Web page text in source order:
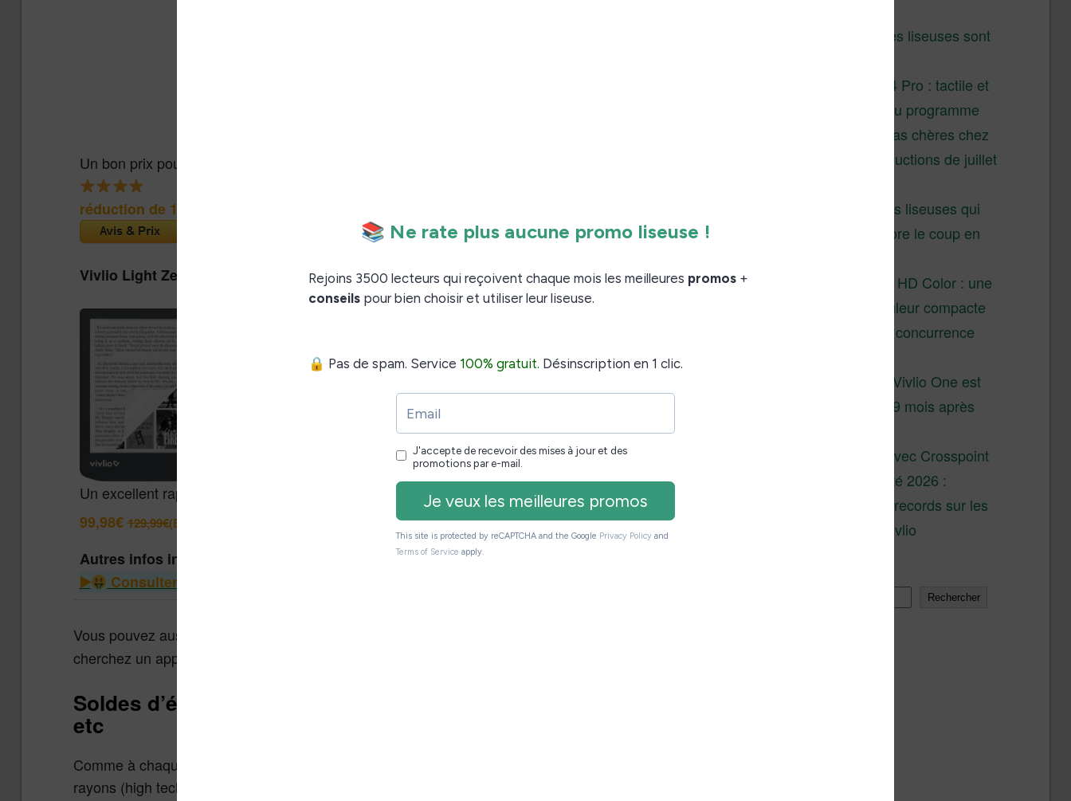
Un bon prix pour une liseuse couleur abordable.
réduction de 15€
Vivlio Light Zen + Housse
Un excellent rapport qualité / prix pour cette liseuse de 6 pouces très accessible.
99,98€ 129,99€(Boulanger)
Autres infos intéressantes
Consulter le guide des liseuses à moins de 100€
Vous pouvez aussi vous tourner vers la sélection des
cherchez un appareil de lecture d’ebooks à prix contenu.
Soldes d’été 2026 : high-tech, smartphone, jeux vidéos, DVD,
etc
Comme à chaque fois à cette période de l’année, vous aurez des réductions sur de nombreux
rayons (high tech et photo en particulier).
Pourquoi les liseuses sont
XTEINK X4 Pro : tactile et
éclairage au programme
Liseuses pas chères chez
Vivlio – réductions de juillet
3 anciennes liseuses qui
valent encore le coup en
Vivlio Light HD Color : une
liseuse couleur compacte
à prix défiant toute concurrence
La liseuse Vivlio One est
un succès 9 mois après
XTEINK X4 : test avec Crosspoint
Soldes d’été 2026 :
réductions records sur les
liseuses Kobo et Vivlio
Rechercher